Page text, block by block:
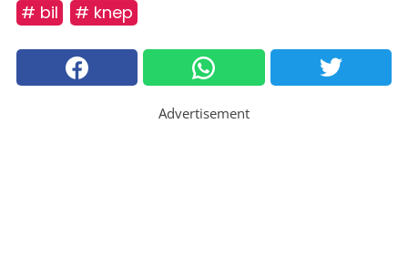
# bil # knep
Advertisement